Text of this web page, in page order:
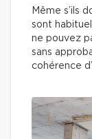
Même s’ils
sont
ne pouvez
sans
cohérence